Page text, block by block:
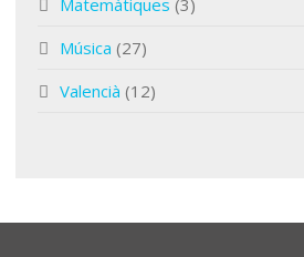
Matemàtiques (3)
Música (27)
Valencià (12)